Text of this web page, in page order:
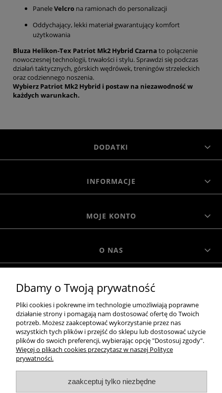
PaneleVelcro na ramionach do personalizacji
Oddychający, lekki materiał gwarantujący komfort
użytkowania
Bluza Helikon-Tex Patriot Mk2 Hybrid Czarna to połączenie
nowoczesnej technologii, trwałości i stylu. Sprawdzi się podczas
działań taktycznych, górskich wędrówek, treningów strzeleckich
oraz codziennego noszenia.
Wybierz Patriot Mk2 Hybrid i postaw na niezawodność w
każdych warunkach.
DODATKI
INFORMACJE
MOJE KONTO
O NAS
MOROWO
WSZELKIE PRAWA ZASTRZEŻONE MOROWO © 2018
realizacja:
pokaż pełną wersję strony
Dbamy o Twoją prywatność
Pliki cookies i pokrewne im technologie umożliwiają poprawne
działanie strony i pomagają nam dostosować ofertę do Twoich
potrzeb. Możesz zaakceptować wykorzystanie przez nas
wszystkich tych plików i przejść do sklepu lub dostosować użycie
plików do swoich preferencji, wybierając opcję "Dostosuj zgody".
Więcej o plikach cookies przeczytasz w naszej Polityce
prywatności.
zaakceptuj tylko niezbędne